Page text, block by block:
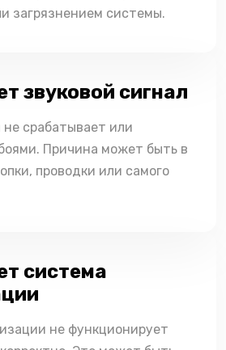
загрязнением системы.
звуковой сигнал
не срабатывает или
Причина может быть в
проводки или самого
система
не функционирует